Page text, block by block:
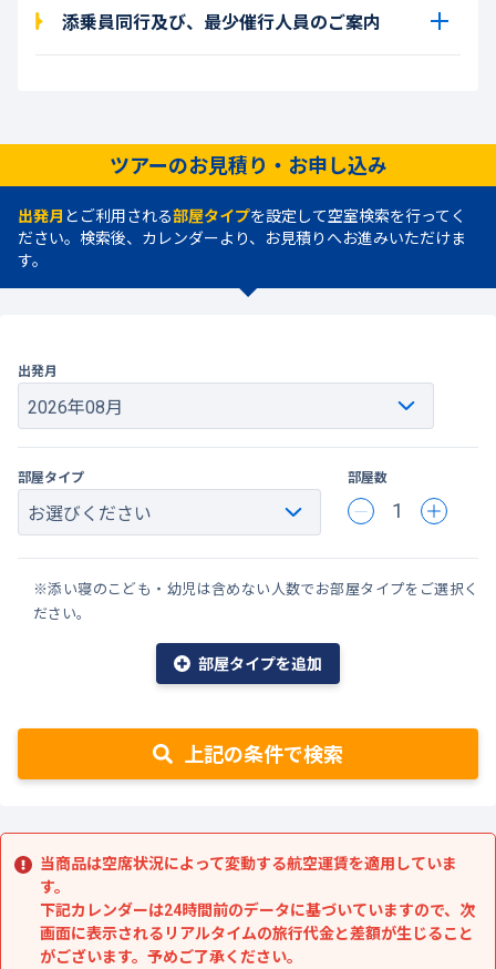
添乗員同行及び、最少催行人員のご案内
ツアーのお見積り・お申し込み
出発月 とご利用される部屋タイプを設定して空室検索を行ってく
ださい。検索後、カレンダーより、お見積りへお進みいただけま
す。
出発月
部屋タイプ 部屋数
1
※添い寝のこども・幼児は含めない人数でお部屋タイプをご選択く
ださい。
部屋タイプを追加
上記の条件で検索
当商品は空席状況によって変動する航空運賃を適用していま
す。
下記カレンダーは24時間前のデータに基づいていますので、次
画面に表示されるリアルタイムの旅行代金と差額が生じること
がございます。予めご了承ください。